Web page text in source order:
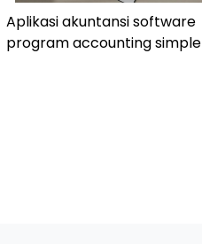
Aplikasi akuntansi software
program accounting simple